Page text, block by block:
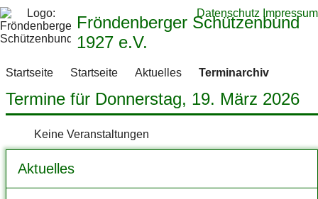
Fröndenberger Schützenbund
1927 e.V.
Datenschutz Impressum
Startseite Startseite Aktuelles Terminarchiv
Termine für Donnerstag, 19. März 2026
Keine Veranstaltungen
Aktuelles